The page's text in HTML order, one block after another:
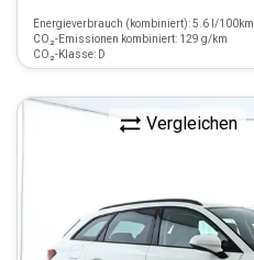
Energieverbrauch (kombiniert): 5.6 l/100km
CO₂-Emissionen kombiniert: 129 g/km
CO₂-Klasse: D
Vergleichen